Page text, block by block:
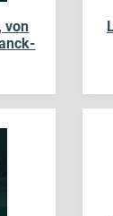
von